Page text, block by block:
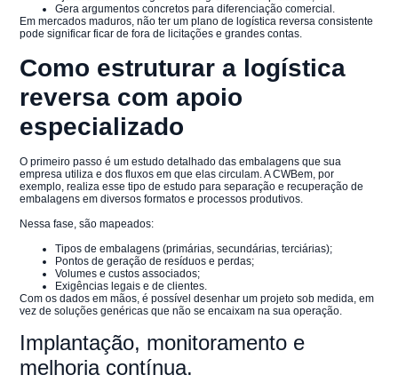
Gera argumentos concretos para diferenciação comercial.
Em mercados maduros, não ter um plano de logística reversa consistente
pode significar ficar de fora de licitações e grandes contas.
Como estruturar a logística
reversa com apoio
especializado
O primeiro passo é um estudo detalhado das embalagens que sua
empresa utiliza e dos fluxos em que elas circulam. A CWBem, por
exemplo, realiza esse tipo de estudo para separação e recuperação de
embalagens em diversos formatos e processos produtivos.
Nessa fase, são mapeados:
Tipos de embalagens (primárias, secundárias, terciárias);
Pontos de geração de resíduos e perdas;
Volumes e custos associados;
Exigências legais e de clientes.
Com os dados em mãos, é possível desenhar um projeto sob medida, em
vez de soluções genéricas que não se encaixam na sua operação.
Implantação, monitoramento e
melhoria contínua.